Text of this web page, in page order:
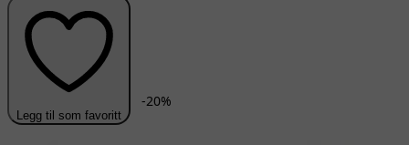
Legg til som favoritt
-20%